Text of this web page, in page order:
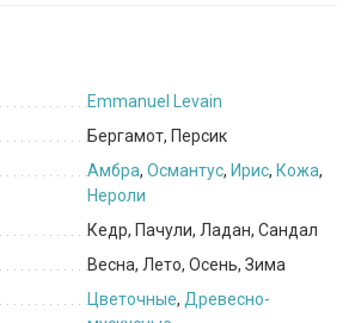
Emmanuel Levain
Бергамот, Персик
Амбра, Османтус, Ирис, Кожа,
Нероли
Кедр, Пачули, Ладан, Сандал
Весна, Лето, Осень, Зима
Цветочные, Древесно-